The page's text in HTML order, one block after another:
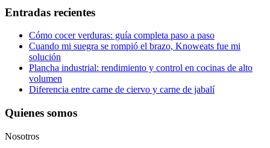
Entradas recientes
Cómo cocer verduras: guía completa paso a paso
Cuando mi suegra se rompió el brazo, Knoweats fue mi
solución
Plancha industrial: rendimiento y control en cocinas de alto
volumen
Diferencia entre carne de ciervo y carne de jabalí
Quienes somos
Nosotros